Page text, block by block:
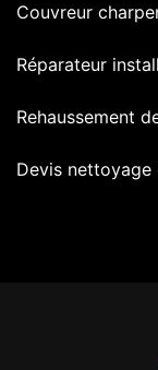
Couvreur
Réparateur
Rehaussement
Devis